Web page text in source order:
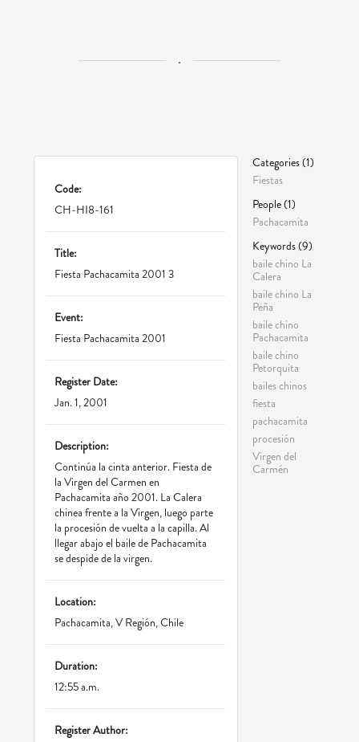
.
Code:
CH-HI8-161
Title:
Fiesta Pachacamita 2001 3
Event:
Fiesta Pachacamita 2001
Register Date:
Jan. 1, 2001
Description:
Continúa la cinta anterior. Fiesta de
la Virgen del Carmen en
Pachacamita año 2001. La Calera
chinea frente a la Virgen, luego parte
la procesión de vuelta a la capilla. Al
llegar abajo el baile de Pachacamita
se despide de la virgen.
Location:
Pachacamita, V Región, Chile
Duration:
12:55 a.m.
Register Author:
Categories (1)
Fiestas
People (1)
Pachacamita
Keywords (9)
baile chino La
Calera
baile chino La
Peña
baile chino
Pachacamita
baile chino
Petorquita
bailes chinos
fiesta
pachacamita
procesión
Virgen del
Carmén